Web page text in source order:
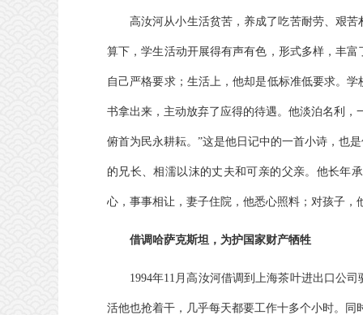
高汝河从小生活贫苦，养成了吃苦耐劳、艰
算下，学生活动开展得有声有色，形式多样，丰
自己严格要求；生活上，他却是低标准低要求。
书拿出来，主动放弃了应得的待遇。他淡泊名利
俯首为民永耕耘。”这是他日记中的一首小诗，也
的兄长、相濡以沫的丈夫和可亲的父亲。他长年
心，事事相让，妻子住院，他悉心照料；对孩子
借调哈萨克斯坦，为护国家财产牺牲
1994年11月高汝河借调到上海茶叶进出口公
活他也抢着干，几乎每天都要工作十多个小时。